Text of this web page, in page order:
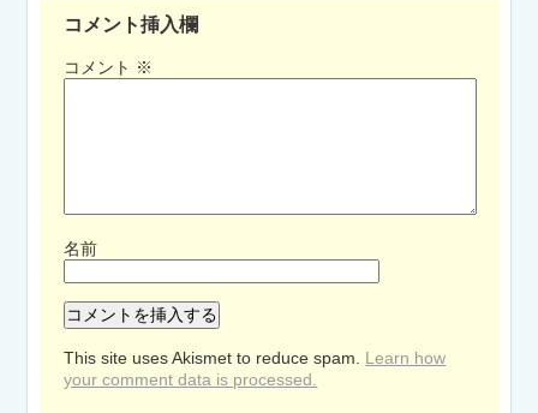
コメント挿入欄
コメント ※
名前
This site uses Akismet to reduce spam. Learn how
your comment data is processed.